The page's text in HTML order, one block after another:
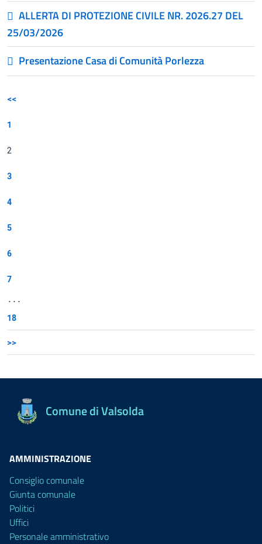
ALLERTA DI PROTEZIONE CIVILE NR. 2026.27 DEL
25/03/2026
Presentazione Casa di Comunità Porlezza
<<
1
2
3
4
5
6
7
...
18
>>
Comune di Valsolda
AMMINISTRAZIONE
Consiglio comunale
Giunta comunale
Politici
Uffici
Personale amministrativo